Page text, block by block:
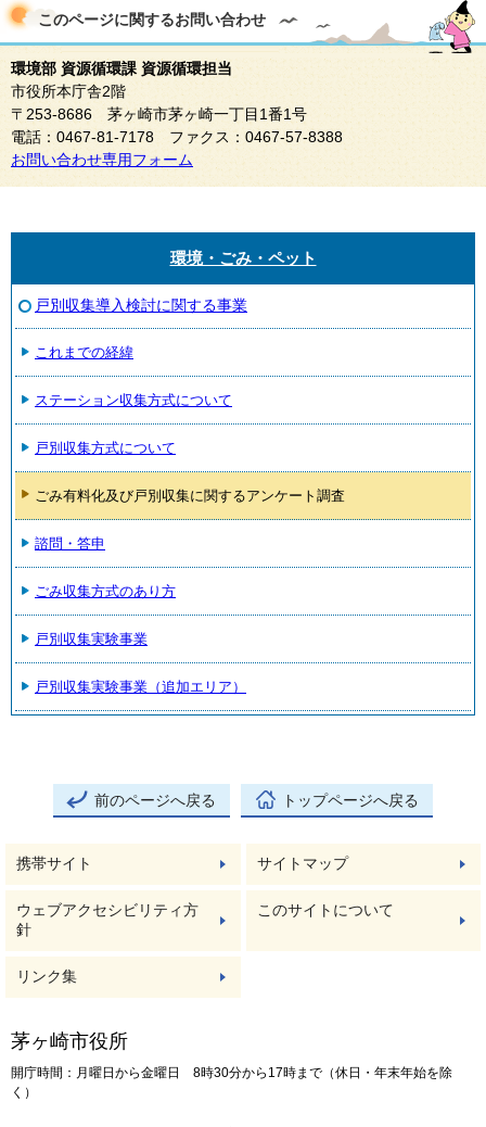
このページに関するお問い合わせ
環境部 資源循環課 資源循環担当
市役所本庁舎2階
〒253-8686 茅ヶ崎市茅ヶ崎一丁目1番1号
電話：0467-81-7178 ファクス：0467-57-8388
お問い合わせ専用フォーム
環境・ごみ・ペット
戸別収集導入検討に関する事業
これまでの経緯
ステーション収集方式について
戸別収集方式について
ごみ有料化及び戸別収集に関するアンケート調査
諮問・答申
ごみ収集方式のあり方
戸別収集実験事業
戸別収集実験事業（追加エリア）
前のページへ戻る トップページへ戻る
携帯サイト サイトマップ
ウェブアクセシビリティ方
針
このサイトについて
リンク集
茅ヶ崎市役所
開庁時間：月曜日から金曜日 8時30分から17時まで（休日・年末年始を除
く）